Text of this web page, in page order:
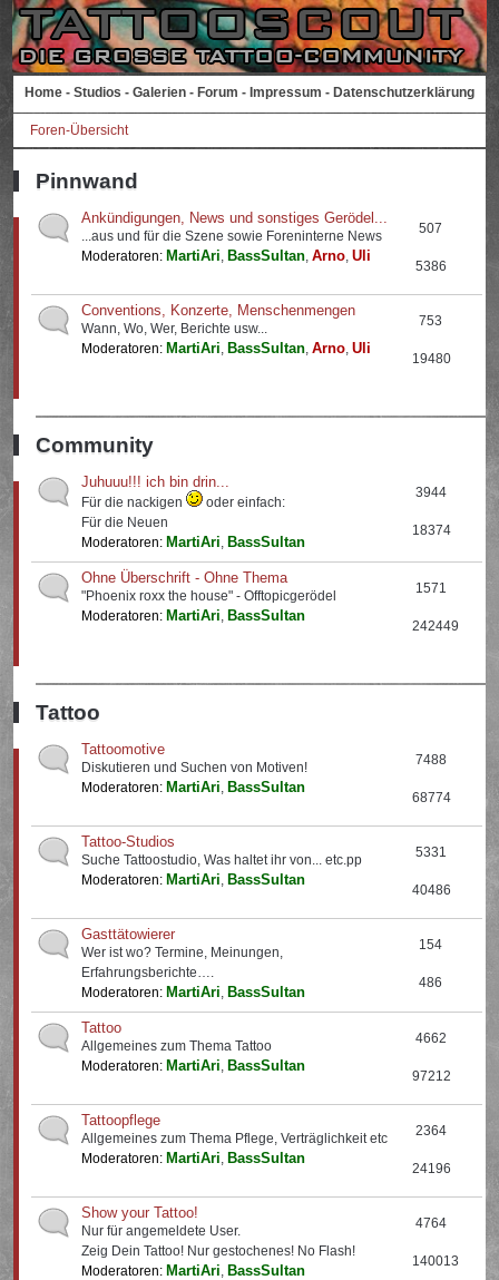
Home - Studios - Galerien - Forum - Impressum - Datenschutzerklärung
Foren-Übersicht
Pinnwand
Ankündigungen, News und sonstiges Gerödel...
...aus und für die Szene sowie Foreninterne News
Moderatoren: MartiAri, BassSultan,Arno,Uli
507
5386
Conventions, Konzerte, Menschenmengen
Wann, Wo, Wer, Berichte usw...
Moderatoren: MartiAri, BassSultan,Arno,Uli
753
19480
Community
Juhuuu!!! ich bin drin...
Für die nackigen
oder einfach:
Für die Neuen
Moderatoren: MartiAri, BassSultan
3944
18374
Ohne Überschrift - Ohne Thema
"Phoenix roxx the house" - Offtopicgerödel
Moderatoren: MartiAri, BassSultan
1571
242449
Tattoo
Tattoomotive
Diskutieren und Suchen von Motiven!
Moderatoren: MartiAri, BassSultan
7488
68774
Tattoo-Studios
Suche Tattoostudio, Was haltet ihr von... etc.pp
Moderatoren: MartiAri, BassSultan
5331
40486
Gasttätowierer
Wer ist wo? Termine, Meinungen,
Erfahrungsberichte….
Moderatoren: MartiAri, BassSultan
154
486
Tattoo
Allgemeines zum Thema Tattoo
Moderatoren: MartiAri, BassSultan
4662
97212
Tattoopflege
Allgemeines zum Thema Pflege, Verträglichkeit etc
Moderatoren: MartiAri, BassSultan
2364
24196
Show your Tattoo!
Nur für angemeldete User.
Zeig Dein Tattoo! Nur gestochenes! No Flash!
Moderatoren: MartiAri, BassSultan
4764
140013